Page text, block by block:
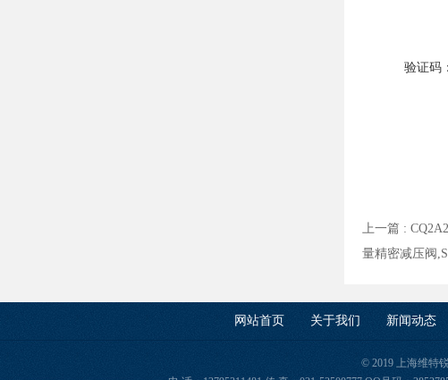
验证码：
上一篇 :
量精密减压阀
网站首页 关于我们 新闻动态
© 2019 上海维特